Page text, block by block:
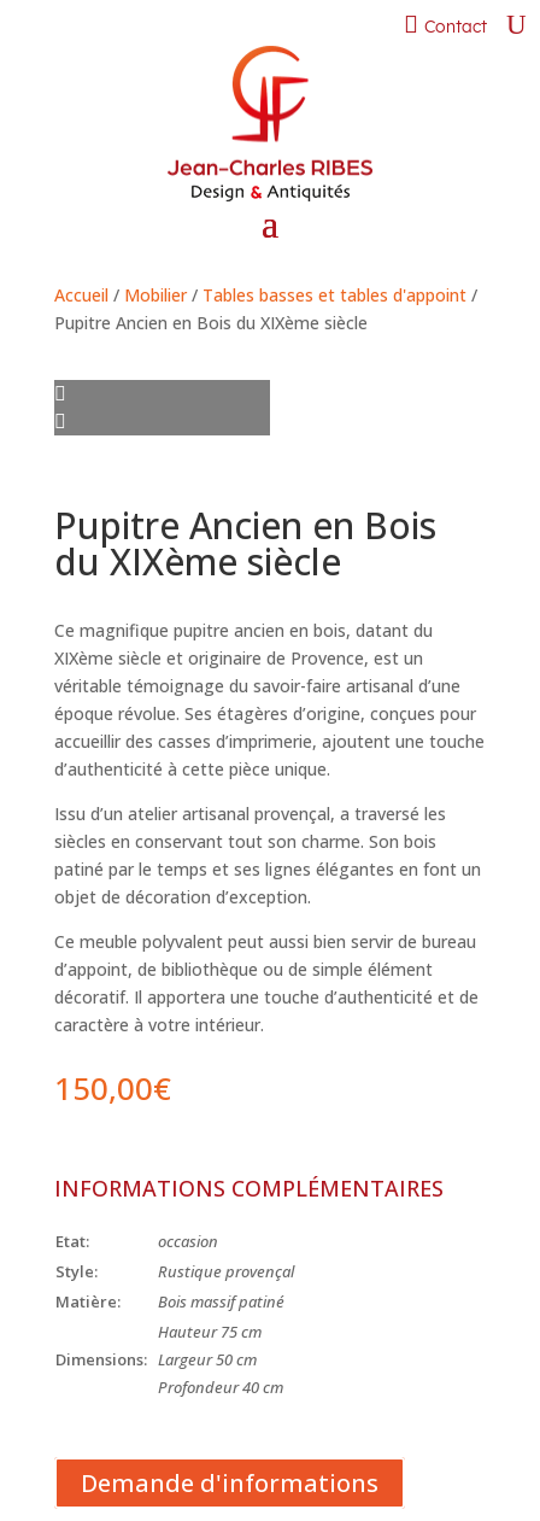
Contact
Accueil/ Mobilier/ Tables basses et tables d'appoint/
Pupitre Ancien en Bois du XIXème siècle
Pupitre Ancien en Bois
du XIXème siècle
Ce magnifique pupitre ancien en bois, datant du
XIXème siècle et originaire de Provence, est un
véritable témoignage du savoir-faire artisanal d’une
époque révolue. Ses étagères d’origine, conçues pour
accueillir des casses d’imprimerie, ajoutent une touche
d’authenticité à cette pièce unique.
Issu d’un atelier artisanal provençal, a traversé les
siècles en conservant tout son charme. Son bois
patiné par le temps et ses lignes élégantes en font un
objet de décoration d’exception.
Ce meuble polyvalent peut aussi bien servir de bureau
d’appoint, de bibliothèque ou de simple élément
décoratif. Il apportera une touche d’authenticité et de
caractère à votre intérieur.
150,00€
INFORMATIONS COMPLÉMENTAIRES
Etat:
occasion
Style:
Rustique provençal
Matière:
Bois massif patiné
Dimensions:
Hauteur 75 cm
Largeur 50 cm
Profondeur 40 cm
Demande d'informations